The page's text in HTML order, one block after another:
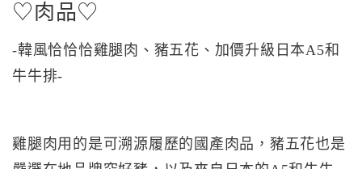
♡肉品♡
-韓風恰恰恰雞腿肉、豬五花、加價升級日本A5和
牛牛排-
雞腿肉用的是可溯源履歷的國產肉品，豬五花也是